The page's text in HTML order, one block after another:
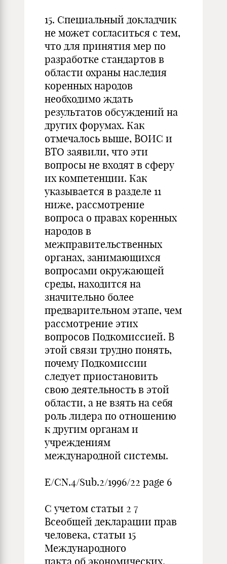
15. Специальный докладчик
не может согласиться с тем,
что для принятия мер по
разработке стандартов в
области охраны наследия
коренных народов
необходимо ждать
результатов обсуждений на
других форумах. Как
отмечалось выше, ВОИС и
ВТО заявили, что эти
вопросы не входят в сферу
их компетенции. Как
указывается в разделе 11
ниже, рассмотрение
вопроса о правах коренных
народов в
межправительственных
органах, занимающихся
вопросами окружающей
среды, находится на
значительно более
предварительном этапе, чем
рассмотрение этих
вопросов Подкомиссией. В
этой связи трудно понять,
почему Подкомиссии
следует приостановить
свою деятельность в этой
области, а не взять на себя
роль лидера по отношению
к другим органам и
учреждениям
международной системы.
E/CN.4/Sub.2/1996/22 page 6
С учетом статьи 2 7
Всеобщей декларации прав
человека, статьи 15
Международного
пакта об экономических,